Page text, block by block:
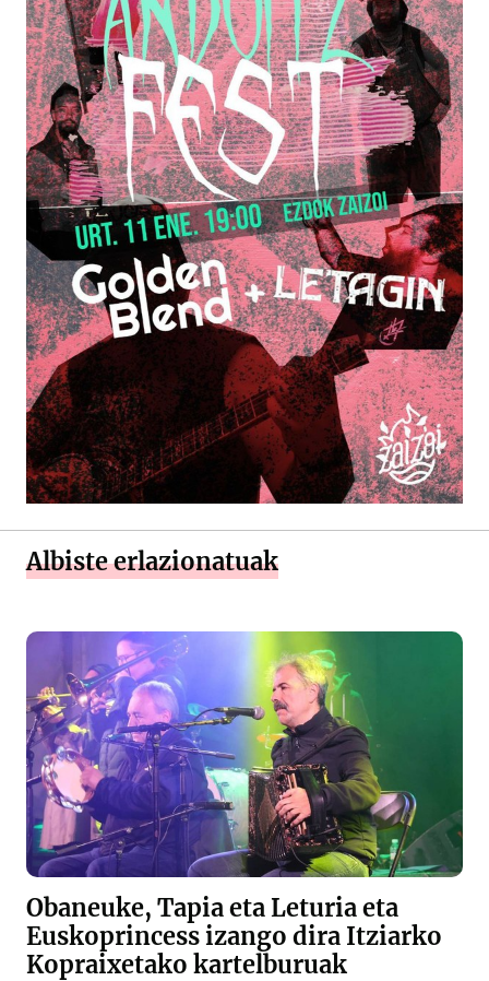
Albiste erlazionatuak
Obaneuke, Tapia eta Leturia eta
Euskoprincess izango dira Itziarko
Kopraixetako kartelburuak